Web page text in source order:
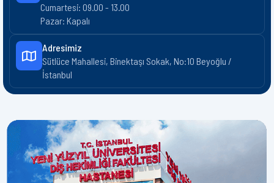
Cumartesi: 09.00 - 13.00
Pazar: Kapalı
Adresimiz
Sütlüce Mahallesi, Binektaşı Sokak, No:10 Beyoğlu /
İstanbul